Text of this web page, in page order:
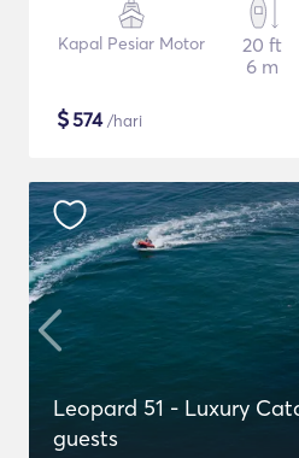
Kapal Pesiar Motor
20 ft
6 m
$574/hari
Leopard 51 - Luxury
guests